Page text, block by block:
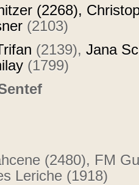
(2268),
(2103)
(2139), Jana
(1799)
(2480), FM
Leriche (1918)